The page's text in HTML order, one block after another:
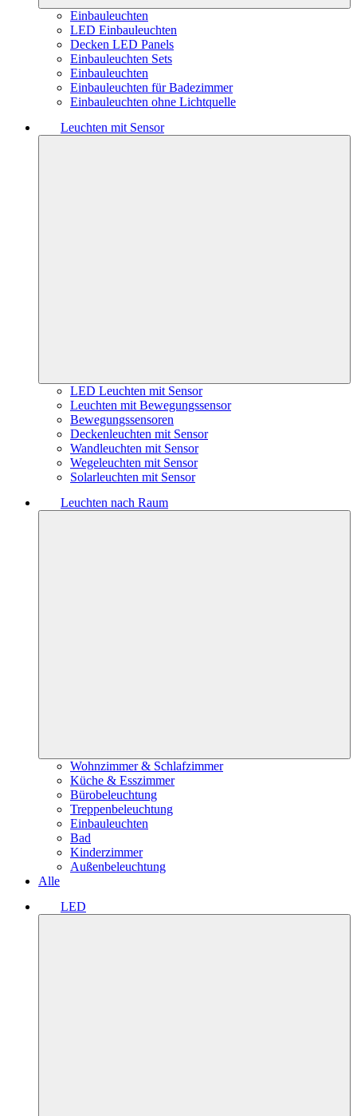
Einbauleuchten
LED Einbauleuchten
Decken LED Panels
Einbauleuchten Sets
Einbauleuchten
Einbauleuchten für Badezimmer
Einbauleuchten ohne Lichtquelle
Leuchten mit Sensor
LED Leuchten mit Sensor
Leuchten mit Bewegungssensor
Bewegungssensoren
Deckenleuchten mit Sensor
Wandleuchten mit Sensor
Wegeleuchten mit Sensor
Solarleuchten mit Sensor
Leuchten nach Raum
Wohnzimmer & Schlafzimmer
Küche & Esszimmer
Bürobeleuchtung
Treppenbeleuchtung
Einbauleuchten
Bad
Kinderzimmer
Außenbeleuchtung
Alle
LED